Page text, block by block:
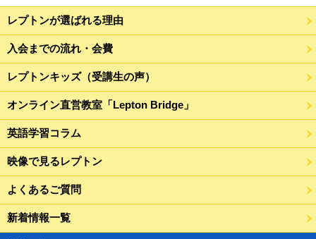
レプトンが選ばれる理由
入会までの流れ・会費
レプトンキッズ（受講生の声）
オンライン直営教室「Lepton Bridge」
英語学習コラム
映像で見るレプトン
よくあるご質問
新着情報一覧